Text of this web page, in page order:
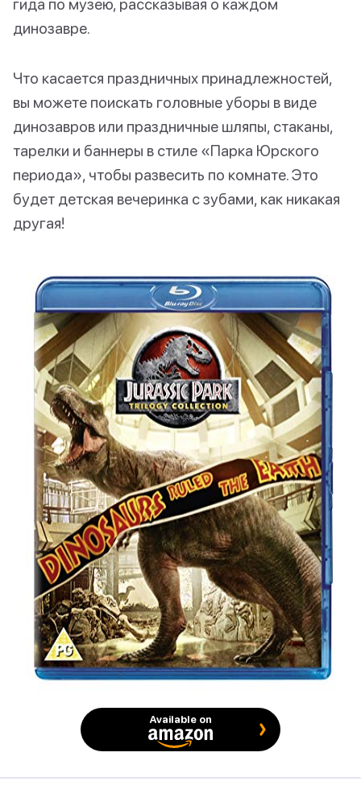
гида по музею, рассказывая о каждом
динозавре.
Что касается праздничных принадлежностей,
вы можете поискать головные уборы в виде
динозавров или праздничные шляпы, стаканы,
тарелки и баннеры в стиле «Парка Юрского
периода», чтобы развесить по комнате. Это
будет детская вечеринка с зубами, как никакая
другая!
Available on